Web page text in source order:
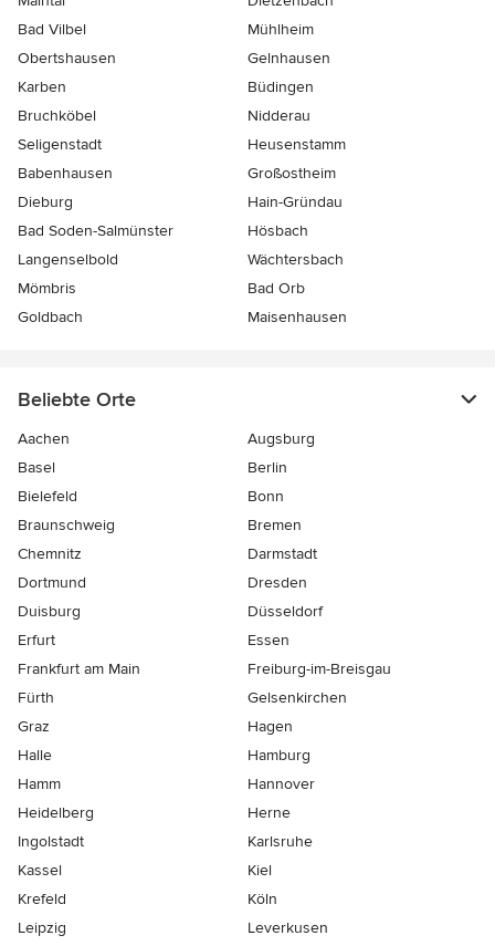
Bad Vilbel
Mühlheim
Obertshausen
Gelnhausen
Karben
Büdingen
Bruchköbel
Nidderau
Seligenstadt
Heusenstamm
Babenhausen
Großostheim
Dieburg
Hain-Gründau
Bad Soden-Salmünster
Hösbach
Langenselbold
Wächtersbach
Mömbris
Bad Orb
Goldbach
Maisenhausen
Beliebte Orte
Aachen
Augsburg
Basel
Berlin
Bielefeld
Bonn
Braunschweig
Bremen
Chemnitz
Darmstadt
Dortmund
Dresden
Duisburg
Düsseldorf
Erfurt
Essen
Frankfurt am Main
Freiburg-im-Breisgau
Fürth
Gelsenkirchen
Graz
Hagen
Halle
Hamburg
Hamm
Hannover
Heidelberg
Herne
Ingolstadt
Karlsruhe
Kassel
Kiel
Krefeld
Köln
Leipzig
Leverkusen